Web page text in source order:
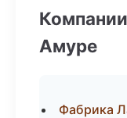
Амуре
Фабрика